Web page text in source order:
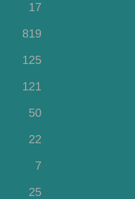
17
819
125
121
50
22
7
25